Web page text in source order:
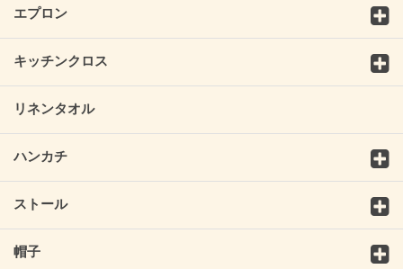
エプロン
キッチンクロス
リネンタオル
ハンカチ
ストール
帽子